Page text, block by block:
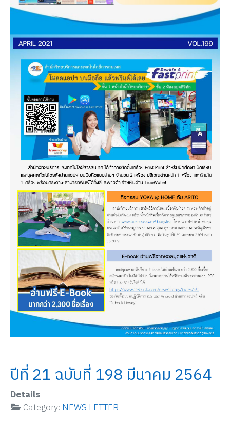
ปีที่ 21 ฉบับที่ 198 มีนาคม 2564
Details
Category: NEWS LETTER